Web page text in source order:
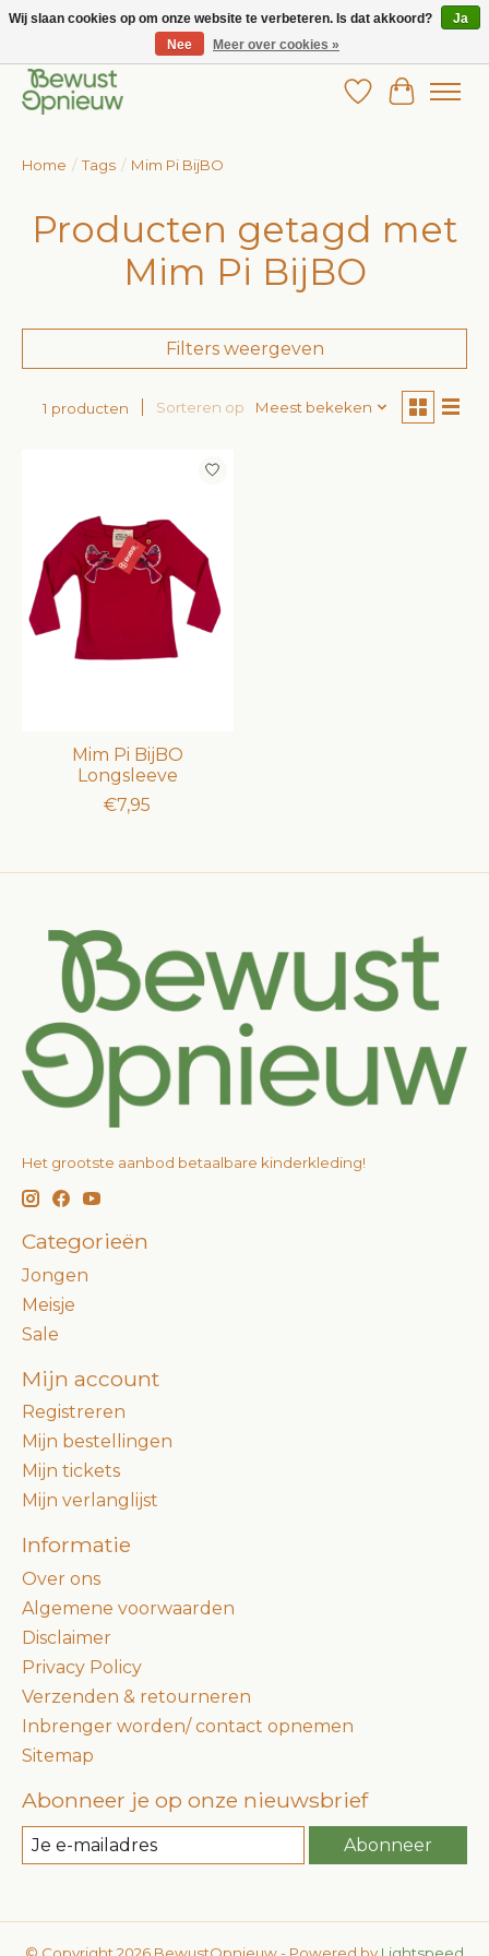
Wij bieden het grootste aanbod in betaalbare kinderkleding!
Verlanglijst
Home / Tags / Mim Pi BijBO
Producten getagd met
Mim Pi BijBO
Filters weergeven
1 producten Sorteren op Meest bekeken
Mim Pi BijBO
Longsleeve
€7,95
Het grootste aanbod betaalbare kinderkleding!
Categorieën
Jongen
Meisje
Sale
Mijn account
Registreren
Mijn bestellingen
Mijn tickets
Mijn verlanglijst
Informatie
Over ons
Algemene voorwaarden
Disclaimer
Privacy Policy
Verzenden & retourneren
Inbrenger worden/ contact opnemen
Sitemap
Abonneer je op onze nieuwsbrief
Abonneer
© Copyright 2026 BewustOpnieuw - Powered by Lightspeed
Wij slaan cookies op om onze website te verbeteren. Is dat akkoord?
Ja
Nee
Meer over cookies »